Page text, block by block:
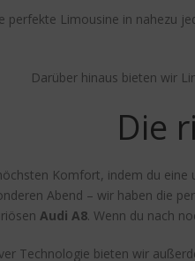
perfekte Limousine in nahezu
Darüber hinaus bieten wir
Die
Komfort, indem du
Abend – wir haben die
Audi A8. Wenn du nach
Technologie bieten wir